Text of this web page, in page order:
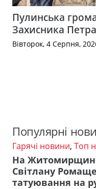
Пулинська
Захисника
Вівторок, 4 Серпня,
Популярні
Гарячі новини, Топ
На
Світлану
татуювання на